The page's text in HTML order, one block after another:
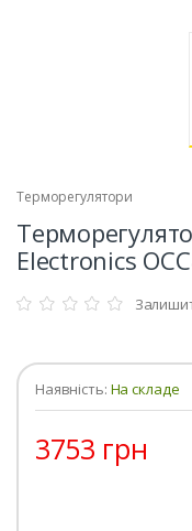
Терморегулятори
Electronics
Наявність: На складе
3753 грн